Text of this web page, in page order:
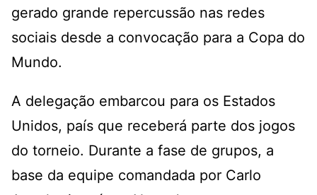
gerado grande repercussão nas redes
sociais desde a convocação para a Copa do
Mundo.
A delegação embarcou para os Estados
Unidos, país que receberá parte dos jogos
do torneio. Durante a fase de grupos, a
base da equipe comandada por Carlo